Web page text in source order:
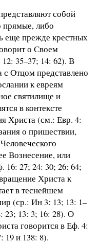
собой
прямые, либо
еще прежде крестных
о Своем
35–37; 14: 62). В
с Отцом представлено
к евреям
святилище и
в контексте
Христа (см.: Евр. 4:
о пришествии,
Вознесение, или
27; 24: 30; 26: 64;
Христа к
в теснейшем
(ср.: Ин 3: 13; 13: 1–
23; 13: 3; 16: 28). О
говорится в Еф. 4:
19 и 138: 8).